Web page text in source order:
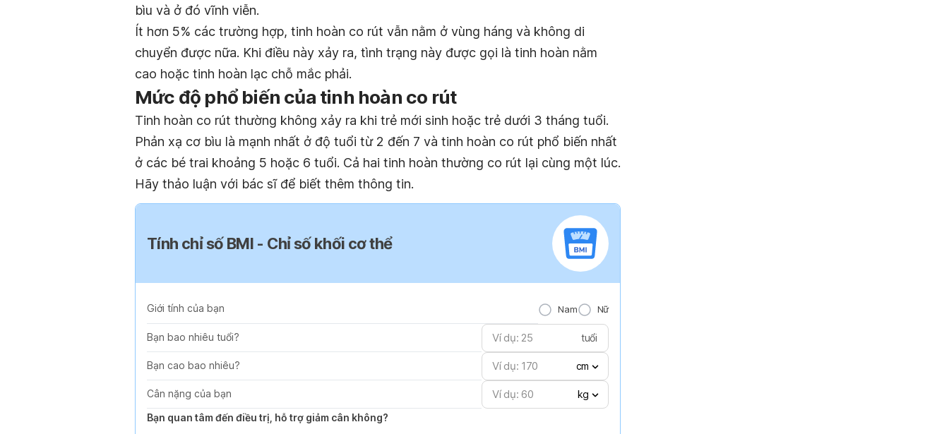
bìu và ở đó vĩnh viễn.
Ít hơn 5% các trường hợp, tinh hoàn co rút vẫn nằm ở vùng háng và không di
chuyển được nữa. Khi điều này xảy ra, tình trạng này được gọi là tinh hoàn nằm
cao hoặc tinh hoàn lạc chỗ mắc phải.
Mức độ phổ biến của tinh hoàn co rút
Tinh hoàn co rút thường không xảy ra khi trẻ mới sinh hoặc trẻ dưới 3 tháng tuổi.
Phản xạ cơ bìu là mạnh nhất ở độ tuổi từ 2 đến 7 và tinh hoàn co rút phổ biến nhất
ở các bé trai khoảng 5 hoặc 6 tuổi. Cả hai tinh hoàn thường co rút lại cùng một lúc.
Hãy thảo luận với bác sĩ để biết thêm thông tin.
Tính chỉ số BMI - Chỉ số khối cơ thể
Giới tính của bạn Nam Nữ
Bạn bao nhiêu tuổi? tuổi
Bạn cao bao nhiêu? cm
Cân nặng của bạn
kg
Bạn quan tâm đến điều trị, hỗ trợ giảm cân không?